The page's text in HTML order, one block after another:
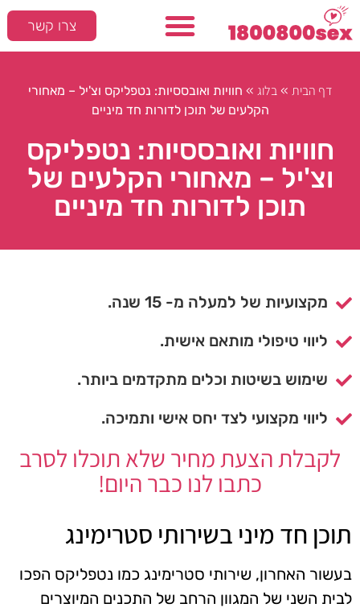
צרו קשר
דף הבית »בלוג » חוויות ואובססיות: נטפליקס וצ'יל – מאחורי
הקלעים של תוכן לדורות חד מיניים
חוויות ואובססיות: נטפליקס
וצ'יל – מאחורי הקלעים של
תוכן לדורות חד מיניים
מקצועיות של למעלה מ- 15 שנה.
ליווי טיפולי מותאם אישית.
שימוש בשיטות וכלים מתקדמים ביותר.
ליווי מקצועי לצד יחס אישי ותמיכה.
לקבלת הצעת מחיר שלא תוכלו לסרב
כתבו לנו כבר היום!
תוכן חד מיני בשירותי סטרימינג
בעשור האחרון, שירותי סטרימינג כמו נטפליקס הפכו
לבית השני של המגוון הרחב של התכנים המיוצרים